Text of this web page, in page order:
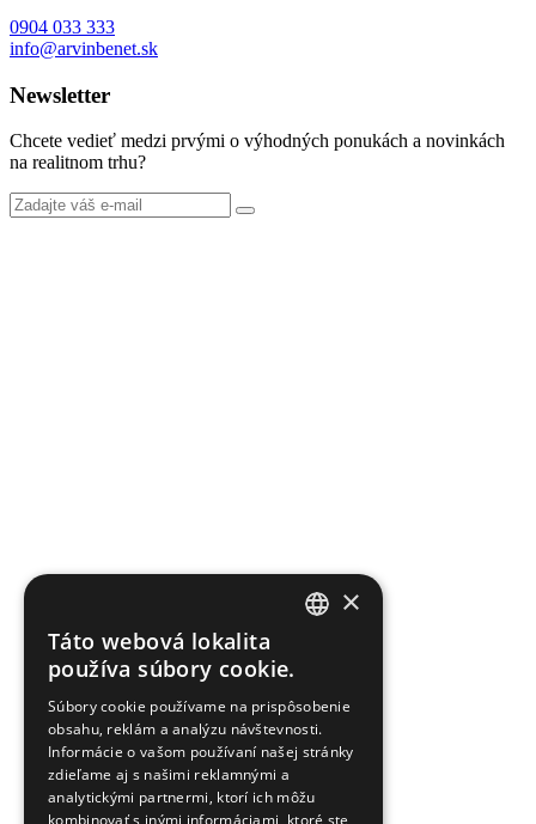
0904 033 333
info@arvinbenet.sk
Newsletter
Chcete vedieť medzi prvými o výhodných ponukách a novinkách
na realitnom trhu?
UKRAINIAN
×
Táto webová lokalita
používa súbory cookie.
Súbory cookie používame na prispôsobenie
obsahu, reklám a analýzu návštevnosti.
Informácie o vašom používaní našej stránky
zdieľame aj s našimi reklamnými a
analytickými partnermi, ktorí ich môžu
kombinovať s inými informáciami, ktoré ste